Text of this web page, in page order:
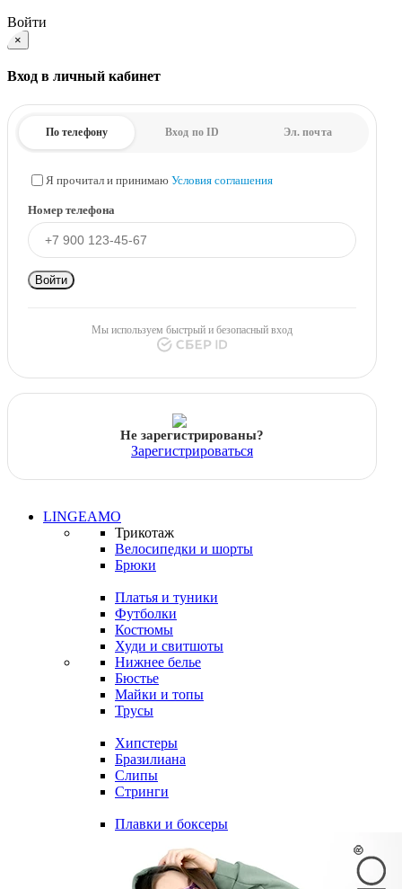
Войти
×
Вход в личный кабинет
По телефону Вход по ID Эл. почта
Я прочитал и принимаю Условия соглашения
Номер телефона
Войти
Мы используем быстрый и безопасный вход
Не зарегистрированы?
Зарегистрироваться
LINGEAMO
Трикотаж
Велосипедки и шорты
Брюки
Платья и туники
Футболки
Костюмы
Худи и свитшоты
Нижнее белье
Бюстье
Майки и топы
Трусы
Хипстеры
Бразилиана
Слипы
Стринги
Плавки и боксеры